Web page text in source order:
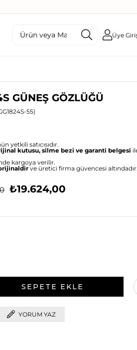
Üye
GÜNEŞ GÖZLÜĞÜ
55)
yetkili satıcısıdır.
kutusu, silme bezi ve garanti belgesi
kargoya verilir.
ve üretici firma güvencesi altındadır.
₺19.624,00
YORUM YAZ